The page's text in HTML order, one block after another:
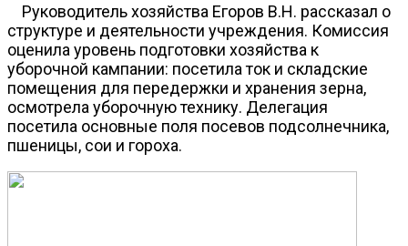
Руководитель хозяйства Егоров В.Н. рассказал о
структуре и деятельности учреждения. Комиссия
оценила уровень подготовки хозяйства к
уборочной кампании: посетила ток и складские
помещения для передержки и хранения зерна,
осмотрела уборочную технику. Делегация
посетила основные поля посевов подсолнечника,
пшеницы, сои и гороха.